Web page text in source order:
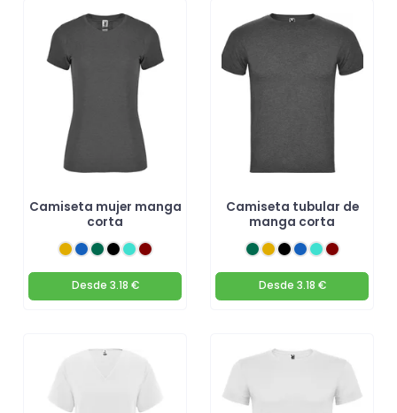
Camiseta mujer manga
corta
Desde 3.18 €
Camiseta tubular de
manga corta
Desde 3.18 €